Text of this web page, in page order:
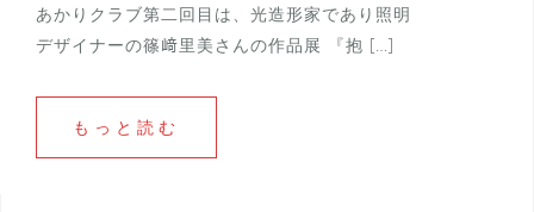
あかりクラブ第二回目は、光造形家であり照明
デザイナーの篠﨑里美さんの作品展 『抱 […]
もっと読む